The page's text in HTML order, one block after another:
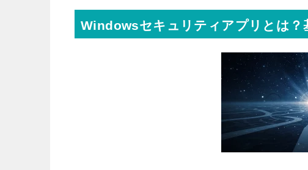
Windowsセキュリティアプリとは？